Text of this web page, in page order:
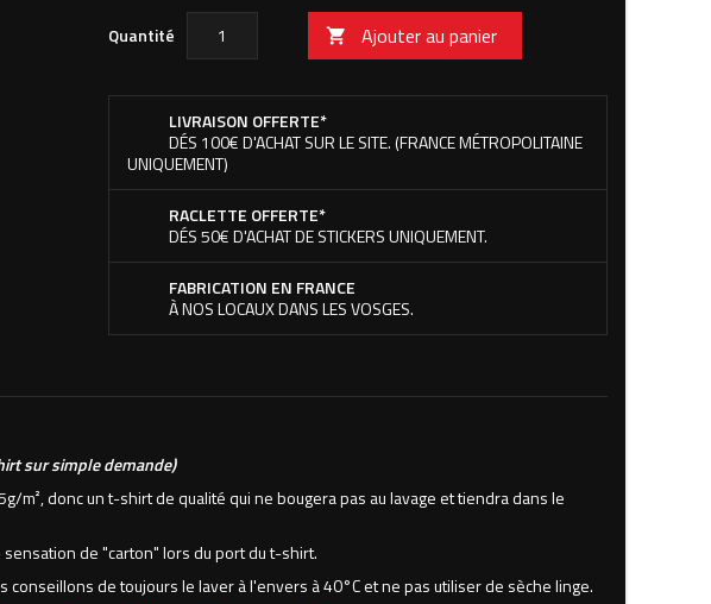
Quantité  Ajouter au panier
LIVRAISON OFFERTE*
DÉS 100€ D'ACHAT SUR LE SITE. (FRANCE MÉTROPOLITAINE
UNIQUEMENT)
RACLETTE OFFERTE*
DÉS 50€ D'ACHAT DE STICKERS UNIQUEMENT.
FABRICATION EN FRANCE
À NOS LOCAUX DANS LES VOSGES.
sur simple demande)
m², donc un t-shirt de qualité qui ne bougera pas au lavage et tiendra dans le
de "carton" lors du port du t-shirt.
de toujours le laver à l'envers à 40°C et ne pas utiliser de sèche linge.